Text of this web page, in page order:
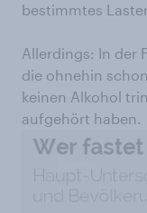
bestimmtes
Allerdings: In der
die ohnehin
keinen Alkohol
aufgehört haben.